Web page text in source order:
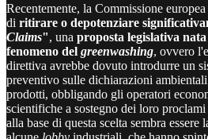
Recentemente, la Commissione
di ritirare o depotenziare
Claims", una proposta legislativa
fenomeno del greenwashing, ovvero
direttiva avrebbe dovuto introdurre un
preventivo sulle dichiarazioni
prodotti, obbligando gli operatori
scientifiche a sostegno dei loro
alla base di questa scelta sembra essere